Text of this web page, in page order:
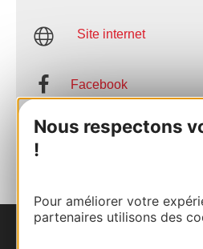
Nous respectons
!
Pour améliorer votre
partenaires utilisons des
Site internet
Facebook
AJOUTER